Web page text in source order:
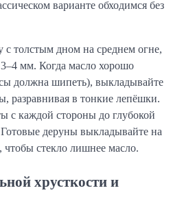
варианте обходимся без
с толстым дном на среднем огне,
мм. Когда масло хорошо
должна шипеть), выкладывайте
разравнивая в тонкие лепёшки.
с каждой стороны до глубокой
деруны выкладывайте на
чтобы стекло лишнее масло.
хрусткости и